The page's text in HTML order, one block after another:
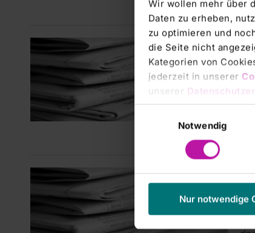
Wir wollen mehr über
Daten zu erheben,
zu optimieren und
die Seite nicht
Kategorien von
jederzeit in unserer
unserer
Notwendig
Nur notwendige